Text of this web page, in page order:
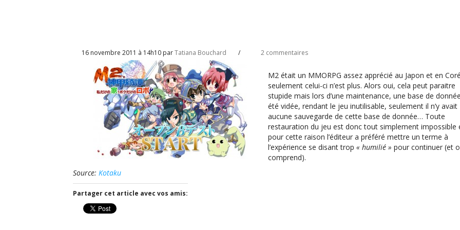
16 novembre 2011 à 14h10 parTatiana Bouchard / 2 commentaires
M2 était un MMORPG assez apprécié au Japon et en
seulement celui-ci n’est plus. Alors oui, cela peut paraitre
stupide mais lors d’une maintenance, une base de
été vidée, rendant le jeu inutilisable, seulement il n’y avait
aucune sauvegarde de cette base de donnée… Toute
restauration du jeu est donc tout simplement impossible
pour cette raison l’éditeur a préféré mettre un terme à
l’expérience se disant trop « humilié » pour continuer (et
comprend).
Source: Kotaku
Partager cet article avec vos amis: